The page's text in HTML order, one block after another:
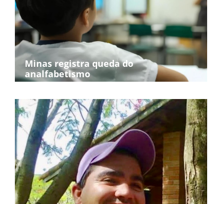
Minas registra queda do
analfabetismo